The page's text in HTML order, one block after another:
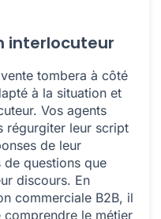
interlocuteur
tombera à côté
à la situation et
Vos agents
régurgiter leur script
de leur
questions que
discours. En
commerciale B2B, il
le métier